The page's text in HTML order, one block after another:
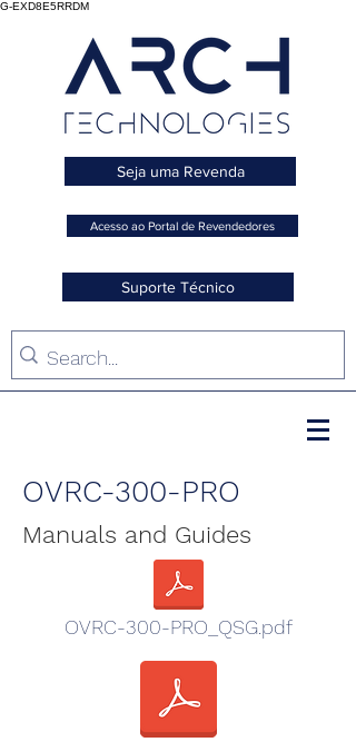
G-EXD8E5RRDM
Seja uma Revenda
Acesso ao Portal de Revendedores
Suporte Técnico
OVRC-300-PRO
Manuals and Guides
OVRC-300-PRO_QSG.pdf